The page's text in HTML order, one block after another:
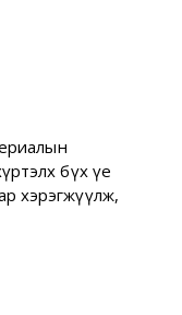
бүх үе
хэрэгжүүлж,